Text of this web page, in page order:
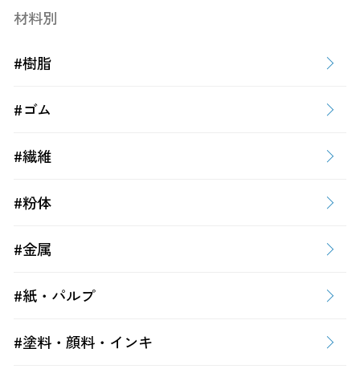
材料別
#樹脂
#ゴム
#繊維
#粉体
#金属
#紙・パルプ
#塗料・顔料・インキ